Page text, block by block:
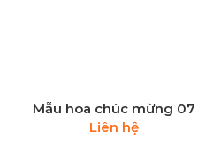
Mẫu hoa chúc mừng 07
Liên hệ